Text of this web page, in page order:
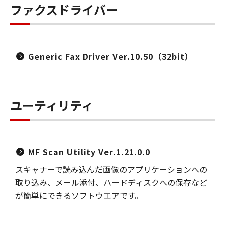
ファクスドライバー
Generic Fax Driver Ver.10.50（32bit）
ユーティリティ
MF Scan Utility Ver.1.21.0.0
スキャナーで読み込んだ画像のアプリケーションへの
取り込み、メール添付、ハードディスクへの保存など
が簡単にできるソフトウエアです。